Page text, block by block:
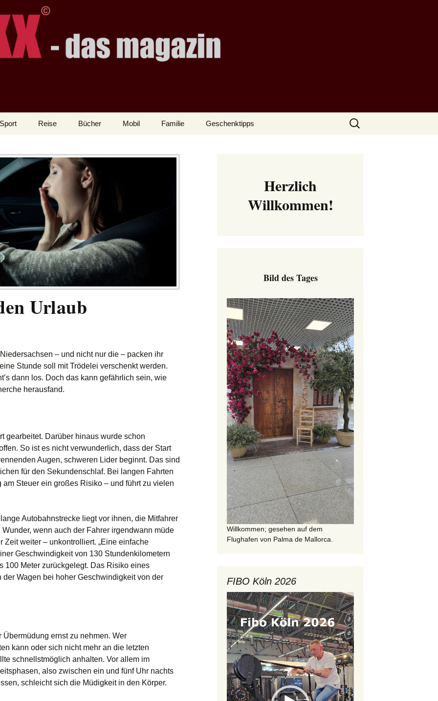
Sport Reise Bücher Mobil Familie Geschenktipps
Suchen
nach:
Urlaub
– und nicht nur die – packen ihr
Stunde soll mit Trödelei verschenkt werden.
dann los. Doch das kann gefährlich sein, wie
herausfand.
gearbeitet. Darüber hinaus wurde schon
So ist es nicht verwunderlich, dass der Start
Augen, schweren Lider beginnt. Das sind
für den Sekundenschlaf. Bei langen Fahrten
Steuer ein großes Risiko – und führt zu vielen
Autobahnstrecke liegt vor ihnen, die Mitfahrer
wenn auch der Fahrer irgendwann müde
Zeit weiter – unkontrolliert. „Eine einfache
Geschwindigkeit von 130 Stundenkilometern
100 Meter zurückgelegt. Das Risiko eines
Wagen bei hoher Geschwindigkeit von der
ernst zu nehmen. Wer
kann oder sich nicht mehr an die letzten
schnellstmöglich anhalten. Vor allem im
also zwischen ein und fünf Uhr nachts
schleicht sich die Müdigkeit in den Körper.
Herzlich
Willkommen!
Bild des Tages
Willkommen; gesehen auf dem
Flughafen von Palma de Mallorca.
FIBO Köln 2026
Video-
Player